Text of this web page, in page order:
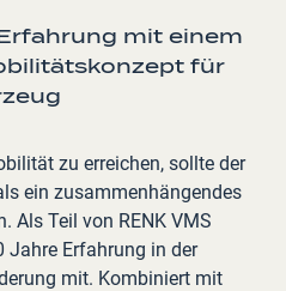
mit einem
für
zu erreichen, sollte der
ein zusammenhängendes
Als Teil von RENK VMS
Jahre Erfahrung in der
mit. Kombiniert mit